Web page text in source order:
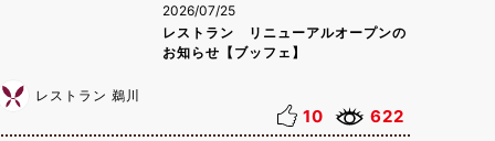
2026/07/25
レストラン リニューアルオープンの
お知らせ【ブッフェ】
レストラン 鵜川
10 622